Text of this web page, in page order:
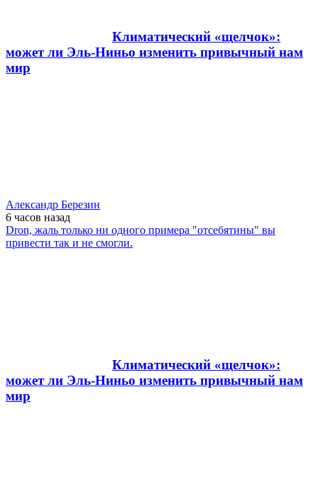
Климатический «щелчок»:
может ли Эль-Ниньо изменить привычный нам
мир
Александр Березин
6 часов назад
Dron, жаль только ни одного примера "отсебятины" вы
привести так и не смогли.
Климатический «щелчок»:
может ли Эль-Ниньо изменить привычный нам
мир